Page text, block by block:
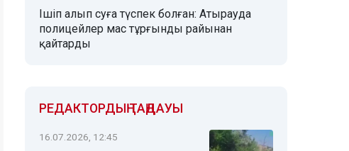
Ішіп алып суға түспек болған: Атырауда
полицейлер мас тұрғынды райынан
қайтарды
РЕДАКТОРДЫҢ ТАҢДАУЫ
16.07.2026, 12:45